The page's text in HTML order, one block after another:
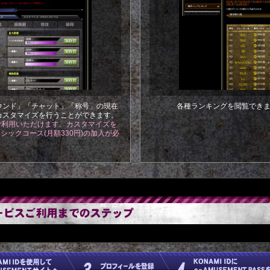
ド」「チャット」「称号」の現在
タマイズを行うことができます。
用いただけます。カスタマイズを
ックコース(月額330円)の加入が必
各種ランキングを閲覧でき